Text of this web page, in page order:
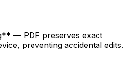
— PDF preserves exact
preventing accidental edits.